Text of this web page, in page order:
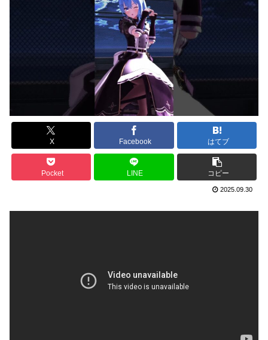
X Facebook はてブ
Pocket LINE コピー
2025.09.30